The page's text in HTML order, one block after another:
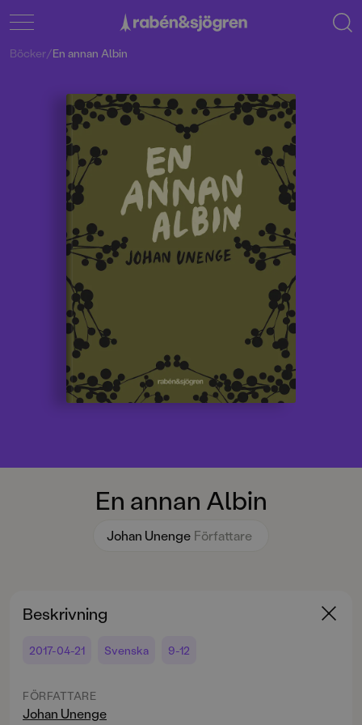
En annan Albin
Johan Unenge Författare
Böcker/En annan Albin
Beskrivning
2017-04-21 Svenska 9-12
FÖRFATTARE
Johan Unenge